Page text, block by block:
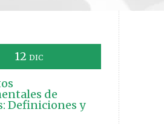
12 DIC
de
Definiciones y